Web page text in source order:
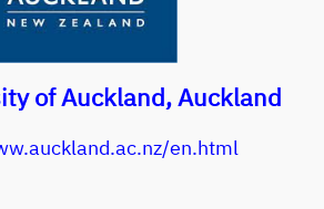
of Auckland, Auckland
en.html